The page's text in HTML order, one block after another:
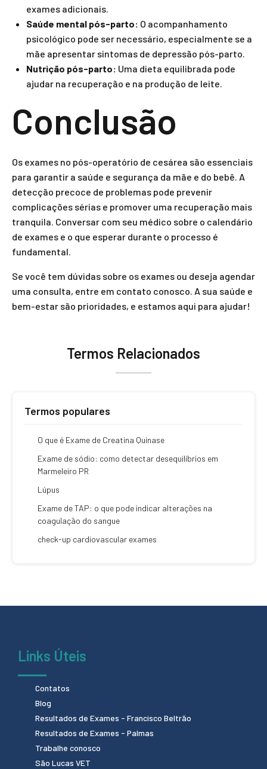
exames adicionais.
Saúde mental pós-parto: O acompanhamento
psicológico pode ser necessário, especialmente se a
mãe apresentar sintomas de depressão pós-parto.
Nutrição pós-parto: Uma dieta equilibrada pode
ajudar na recuperação e na produção de leite.
Conclusão
Os exames no pós-operatório de cesárea são essenciais
para garantir a saúde e segurança da mãe e do bebê. A
detecção precoce de problemas pode prevenir
complicações sérias e promover uma recuperação mais
tranquila. Conversar com seu médico sobre o calendário
de exames e o que esperar durante o processo é
fundamental.
Se você tem dúvidas sobre os exames ou deseja agendar
uma consulta, entre em contato conosco. A sua saúde e
bem-estar são prioridades, e estamos aqui para ajudar!
Termos Relacionados
Termos populares
O que é Exame de Creatina Quinase
Exame de sódio: como detectar desequilíbrios em
Marmeleiro PR
Lúpus
Exame de TAP: o que pode indicar alterações na
coagulação do sangue
check-up cardiovascular exames
Links Úteis
Contatos
Blog
Resultados de Exames - Francisco Beltrão
Resultados de Exames - Palmas
Trabalhe conosco
São Lucas VET